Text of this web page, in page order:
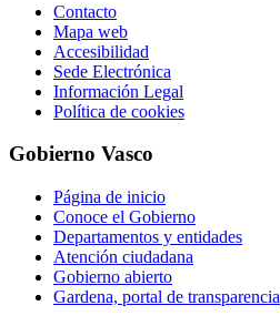
Contacto
Mapa web
Accesibilidad
Sede Electrónica
Información Legal
Política de cookies
Gobierno Vasco
Página de inicio
Conoce el Gobierno
Departamentos y entidades
Atención ciudadana
Gobierno abierto
Gardena, portal de transparencia